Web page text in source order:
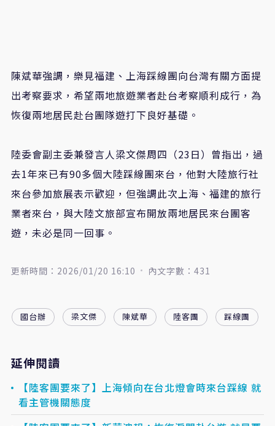
陳斌華強調，樂見福建、上海踩線團向台灣有關方面提
出考察要求，希望兩地旅遊業者赴台考察順利成行，為
恢復兩地居民赴台團隊遊打下良好基礎。
陸委會副主委兼發言人梁文傑周四（23日）曾指出，過
去1年來已有90多個大陸踩線團來台，他對大陸旅行社
來台參加旅展表示歡迎，但強調此次上海、福建的旅行
業者來台，與大陸文旅部宣布開放兩地居民來台團客
遊，未必是同一回事。
更新時間：2026/01/20 16:10 內文字數：431
國台辦 梁文傑 陳斌華 陸客團 踩線團
延伸閱讀
【陸客團要來了】上海傾向在台北燈會時來台踩線 就
看主管機關態度